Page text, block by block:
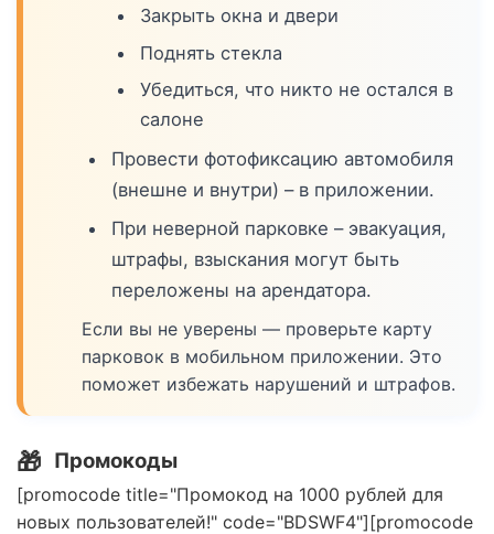
Закрыть окна и двери
Поднять стекла
Убедиться, что никто не остался в
салоне
Провести фотофиксацию автомобиля
(внешне и внутри) – в приложении.
При неверной парковке – эвакуация,
штрафы, взыскания могут быть
переложены на арендатора.
Если вы не уверены — проверьте карту
парковок в мобильном приложении. Это
поможет избежать нарушений и штрафов.
🎁 Промокоды
[promocode title="Промокод на 1000 рублей для
новых пользователей!" code="BDSWF4"][promocode